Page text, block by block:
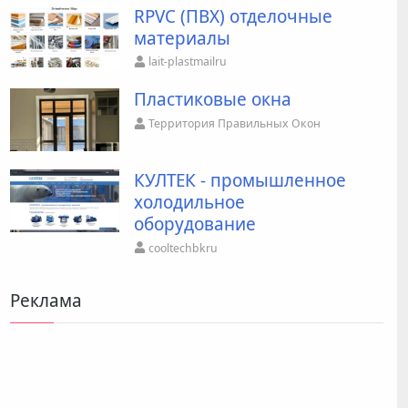
RPVC (ПВХ) отделочные
материалы
lait-plastmailru
Пластиковые окна
Территория Правильных Окон
КУЛТЕК - промышленное
холодильное
оборудование
cooltechbkru
Реклама